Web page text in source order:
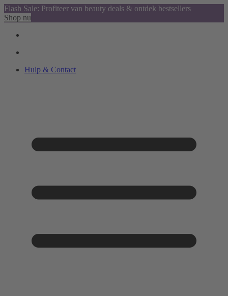
Flash Sale: Profiteer van beauty deals & ontdek bestsellers
Shop nu
Hulp & Contact